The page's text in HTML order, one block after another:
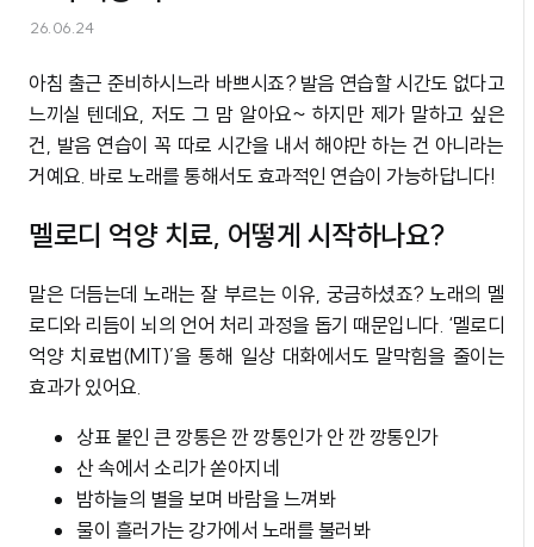
26.06.24
아침 출근 준비하시느라 바쁘시죠? 발음 연습할 시간도 없다고
느끼실 텐데요, 저도 그 맘 알아요~ 하지만 제가 말하고 싶은
건, 발음 연습이 꼭 따로 시간을 내서 해야만 하는 건 아니라는
거예요. 바로 노래를 통해서도 효과적인 연습이 가능하답니다!
멜로디 억양 치료, 어떻게 시작하나요?
말은 더듬는데 노래는 잘 부르는 이유, 궁금하셨죠? 노래의 멜
로디와 리듬이 뇌의 언어 처리 과정을 돕기 때문입니다. ‘멜로디
억양 치료법(MIT)’을 통해 일상 대화에서도 말막힘을 줄이는
효과가 있어요.
상표 붙인 큰 깡통은 깐 깡통인가 안 깐 깡통인가
산 속에서 소리가 쏟아지네
밤하늘의 별을 보며 바람을 느껴봐
물이 흘러가는 강가에서 노래를 불러봐